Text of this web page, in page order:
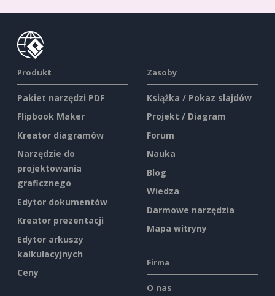
Produkt
Pakiet narzędzi PDF
Flipbook Maker
Kreator diagramów
Narzędzie do
projektowania
graficznego
Edytor dokumentów
Kreator prezentacji
Edytor arkuszy
kalkulacyjnych
Ceny
Zasoby
Książka / Pokaz slajdów
Projekt / Diagram
Forum
Nauka
Blog
Wiedza
Darmowe narzędzia
Mapa witryny
Firma
O nas